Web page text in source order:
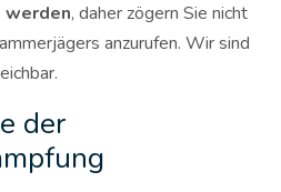
werden, daher zögern Sie nicht
anzurufen. Wir sind
der